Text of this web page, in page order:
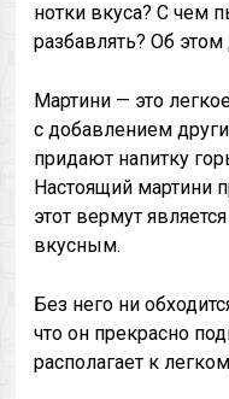
нотки вкуса? С чем
разбавлять? Об этом
Мартини — это
с добавлением
придают напитку
Настоящий мартини
этот вермут
вкусным.
Без него ни
что он прекрасно
располагает к